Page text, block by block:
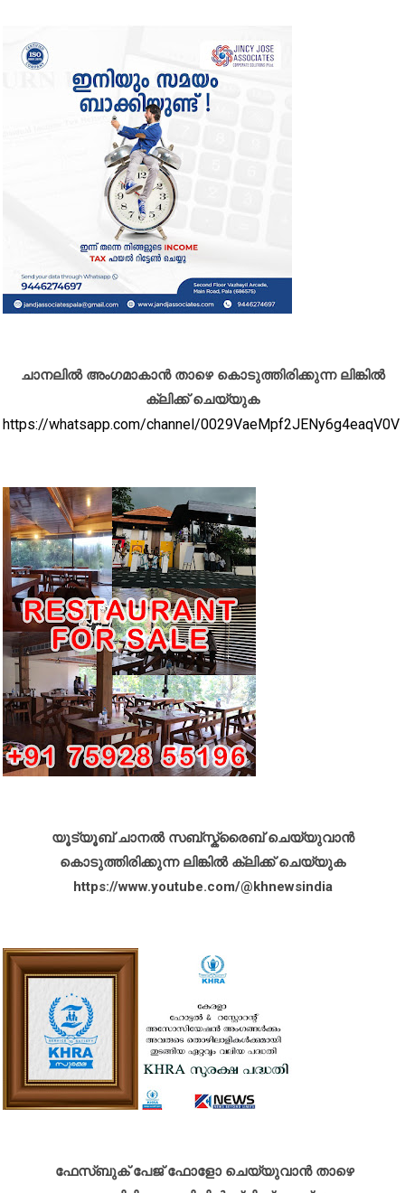
ചാനലിൽ അംഗമാകാൻ താഴെ കൊടുത്തിരിക്കുന്ന ലിങ്കിൽ
ക്ലിക്ക് ചെയ്യുക
https://whatsapp.com/channel/0029VaeMpf2JENy6g4eaqV0V
യൂട്യൂബ് ചാനൽ സബ്സ്ക്രൈബ് ചെയ്യുവാൻ
കൊടുത്തിരിക്കുന്ന ലിങ്കിൽ ക്ലിക്ക് ചെയ്യുക
https://www.youtube.com/@khnewsindia
ഫേസ്ബുക് പേജ് ഫോളോ ചെയ്യുവാൻ താഴെ